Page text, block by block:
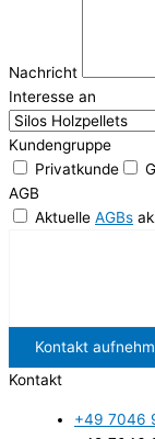
Nachricht
Interesse an
Kundengruppe
Privatkunde
AGB
Aktuelle AGBs
Kontakt
Kontakt
+49 7046